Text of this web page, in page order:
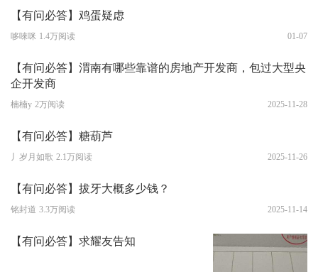
【有问必答】鸡蛋疑虑
哆唻咪 1.4万阅读 01-07
【有问必答】渭南有哪些靠谱的房地产开发商，包过大型央
企开发商
楠楠y 2万阅读 2025-11-28
【有问必答】糖葫芦
丿岁月如歌 2.1万阅读 2025-11-26
【有问必答】拔牙大概多少钱？
铭封道 3.3万阅读 2025-11-14
【有问必答】求耀友告知